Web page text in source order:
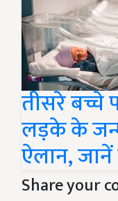
तीसरे
लड़के के
ऐलान,
Share your